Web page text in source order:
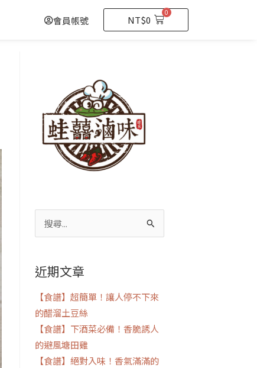
會員帳號 NT$0
0
購
物
籃
尋
鍵
近期文章
【食譜】超簡單！讓人停不下來
的醋溜土豆絲
【食譜】下酒菜必備！香脆誘人
的避風塘田雞
【食譜】絕對入味！香氣滿滿的